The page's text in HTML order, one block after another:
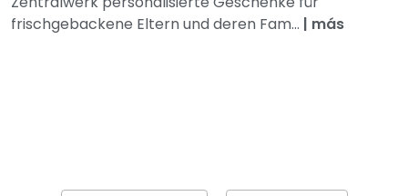
frischgebackene Eltern und deren Fam... | más